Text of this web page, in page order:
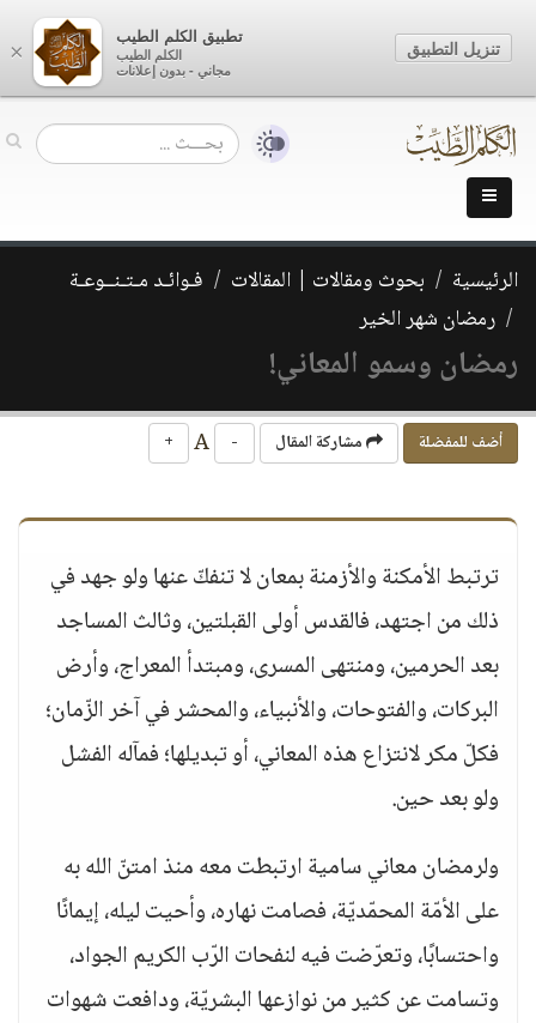
الرئيسية بحوث ومقالات | المقالات
فـوائـد مـتـنــوعـة
رمضان شهر الخير
رمضان وسمو المعاني!
أضف للمفضلة مشاركة المقال -
+
ترتبط الأمكنة والأزمنة بمعان لا تنفكّ عنها ولو جهد في
ذلك من اجتهد، فالقدس أولى القبلتين، وثالث المساجد
بعد الحرمين، ومنتهى المسرى، ومبتدأ المعراج، وأرض
البركات، والفتوحات، والأنبياء، والمحشر في آخر الزّمان؛
فكلّ مكر لانتزاع هذه المعاني، أو تبديلها؛ فمآله الفشل
ولو بعد حين.
ولرمضان معاني سامية ارتبطت معه منذ امتنّ الله به
على الأمّة المحمّديّة، فصامت نهاره، وأحيت ليله، إيمانًا
واحتسابًا، وتعرّضت فيه لنفحات الرّب الكريم الجواد،
وتسامت عن كثير من نوازعها البشريّة، ودافعت شهوات
×
تطبيق الكلم الطيب
الكلم الطيب
مجاني - بدون إعلانات
تنزيل التطبيق